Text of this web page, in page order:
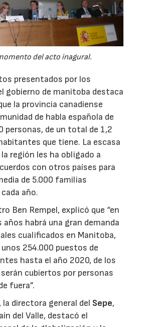
del acto inagural.
presentados por los
gobierno de manitoba destaca
la provincia canadiense
de habla española de
personas, de un total de 1,2
que tiene. La escasa
región les ha obligado a
con otros países para
de 5.000 familias
año.
Ben Rempel, explicó que “en
habrá una gran demanda
cualificados en Manitoba,
254.000 puestos de
hasta el año 2020, de los
cubiertos por personas
fuera”.
la directora general del Sepe,
del Valle, destacó el